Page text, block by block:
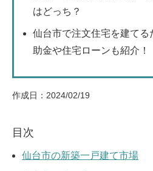
はどっち？
仙台市で注文住宅を建てる
助金や住宅ローンも紹介！
作成日：2024/02/19
目次
仙台市の新築一戸建て市場